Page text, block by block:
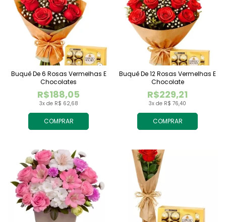
COMPRAR
3x de R$ 62,68
R$188,05
Buquê De 6 Rosas Vermelhas E
Chocolates
COMPRAR
3x de R$ 76,40
R$229,21
Buquê De 12 Rosas Vermelhas E
Chocolate